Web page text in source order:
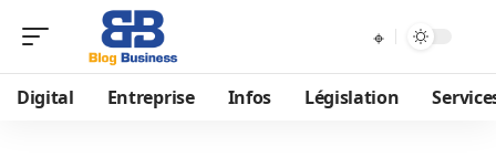
Digital Entreprise Infos Législation